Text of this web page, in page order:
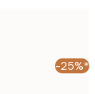
-25%*